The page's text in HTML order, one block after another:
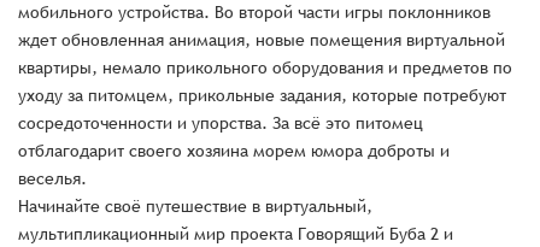
мобильного устройства. Во второй части игры поклонников
ждет обновленная анимация, новые помещения виртуальной
квартиры, немало прикольного оборудования и предметов по
уходу за питомцем, прикольные задания, которые потребуют
сосредоточенности и упорства. За всё это питомец
отблагодарит своего хозяина морем юмора доброты и
веселья.
Начинайте своё путешествие в виртуальный,
мультипликационный мир проекта Говорящий Буба 2 и